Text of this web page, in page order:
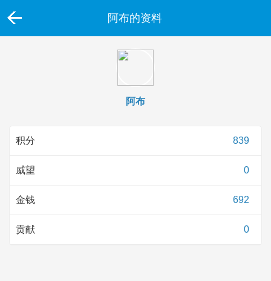
阿布的资料
阿布
839
积分
0
威望
692
金钱
0
贡献